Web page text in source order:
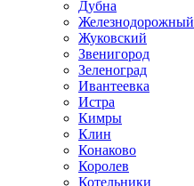
Дубна
Железнодорожный
Жуковский
Звенигород
Зеленоград
Ивантеевка
Истра
Кимры
Клин
Конаково
Королев
Котельники